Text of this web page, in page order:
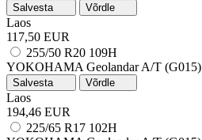
Salvesta Võrdle
Laos
117,50 EUR
255/50 R20 109H
YOKOHAMA Geolandar A/T (G015)
Salvesta Võrdle
Laos
194,46 EUR
225/65 R17 102H